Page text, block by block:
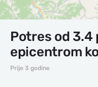
Potres od 3.4
epicentrom
Prije 3 godine